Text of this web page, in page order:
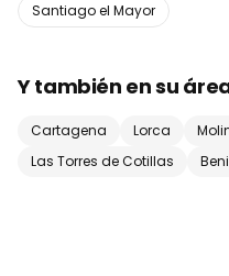
Santiago el Mayor
Y también en su
Cartagena Lorca
Las Torres de Cotillas